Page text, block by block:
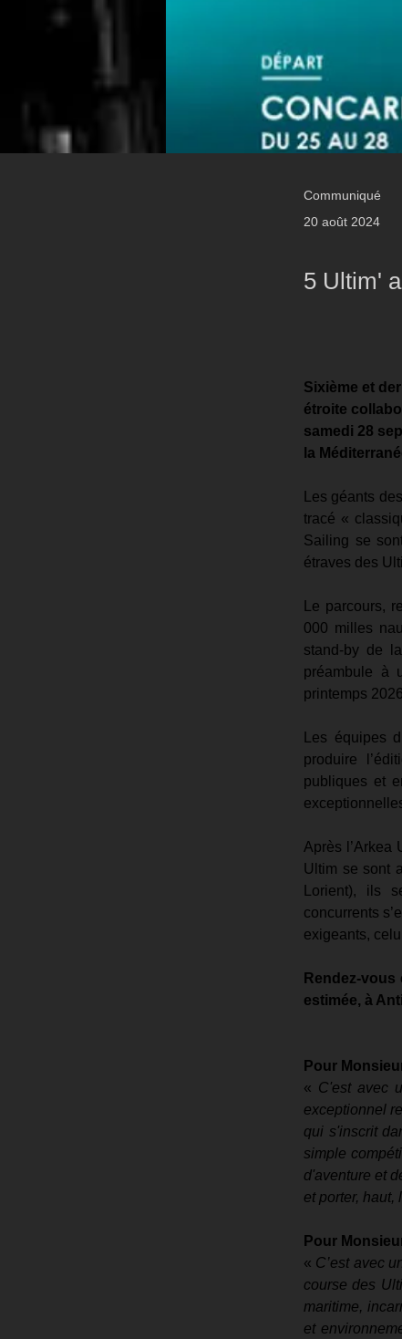
Communiqué
20 août 2024
5 Ultim'
Sixième et
étroite
samedi 28
la
Les géants
tracé «
Sailing se
étraves des
Le parcours,
000 milles
stand-by de
préambule à
printemps
Les équipes
produire
publiques et
Après l’Arkea
Ultim se sont
Lorient), ils
concurrents
exigeants,
Rendez-
estimée, à
Pour
« C'est avec
exceptionnel
qui s'inscrit
simple
d'aventure et
et porter, haut,
Pour
« C’est avec
course des
maritime,
et